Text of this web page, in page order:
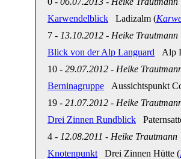
Karwendelblick Ladizalm (
7 - 13.10.2012 - Heike Trautmann
Blick von der Alp Languard Alp
10 - 29.07.2012 - Heike
Berninagruppe Aussichtspunkt
19 - 21.07.2012 - Heike
Drei Zinnen Rundblick
4 - 12.08.2011 - Heike Trautmann
Knotenpunkt Drei Zinnen Hütte (